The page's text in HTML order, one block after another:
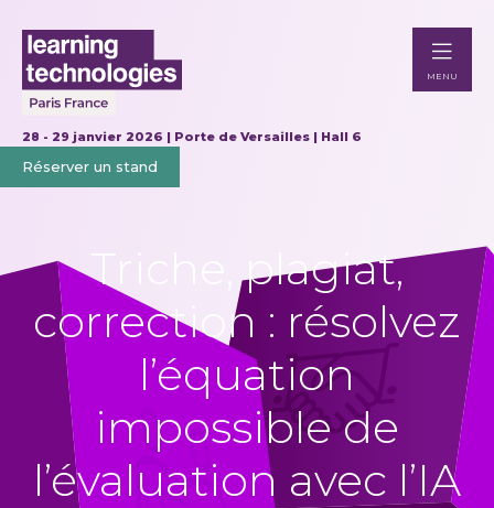
28 - 29 janvier 2026 | Porte de Versailles | Hall 6
Réserver un stand
MENU
Triche, plagiat,
correction : résolvez
l’équation
impossible de
l’évaluation avec l’IA